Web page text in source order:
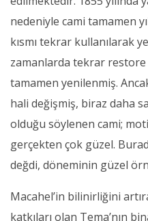
nedeniyle cami tamamen
kısmı tekrar kullanılarak
zamanlarda tekrar
tamamen yenilenmiş.
hali değişmiş, biraz daha
olduğu söylenen cami;
gerçekten çok güzel.
değdi, döneminin güzel
Macahel’in bilinirliğini
katkıları olan Tema’nın